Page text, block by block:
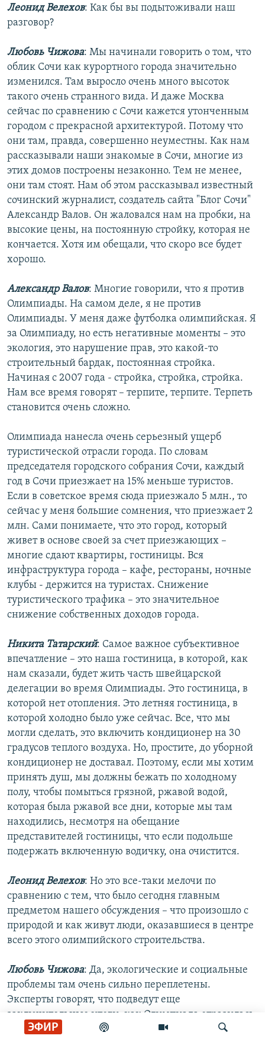
ЭФИР
Леонид Велехов: Как бы вы подытоживали наш
разговор?
Любовь Чижова: Мы начинали говорить о том, что
облик Сочи как курортного города значительно
изменился. Там выросло очень много высоток
такого очень странного вида. И даже Москва
сейчас по сравнению с Сочи кажется утонченным
городом с прекрасной архитектурой. Потому что
они там, правда, совершенно неуместны. Как нам
рассказывали наши знакомые в Сочи, многие из
этих домов построены незаконно. Тем не менее,
они там стоят. Нам об этом рассказывал известный
сочинский журналист, создатель сайта "Блог Сочи"
Александр Валов. Он жаловался нам на пробки, на
высокие цены, на постоянную стройку, которая не
кончается. Хотя им обещали, что скоро все будет
хорошо.
Александр Валов: Многие говорили, что я против
Олимпиады. На самом деле, я не против
Олимпиады. У меня даже футболка олимпийская. Я
за Олимпиаду, но есть негативные моменты – это
экология, это нарушение прав, это какой-то
строительный бардак, постоянная стройка.
Начиная с 2007 года - стройка, стройка, стройка.
Нам все время говорят – терпите, терпите. Терпеть
становится очень сложно.
Олимпиада нанесла очень серьезный ущерб
туристической отрасли города. По словам
председателя городского собрания Сочи, каждый
год в Сочи приезжает на 15% меньше туристов.
Если в советское время сюда приезжало 5 млн., то
сейчас у меня большие сомнения, что приезжает 2
млн. Сами понимаете, что это город, который
живет в основе своей за счет приезжающих –
многие сдают квартиры, гостиницы. Вся
инфраструктура города – кафе, рестораны, ночные
клубы - держится на туристах. Снижение
туристического трафика – это значительное
снижение собственных доходов города.
Никита Татарский: Самое важное субъективное
впечатление – это наша гостиница, в которой, как
нам сказали, будет жить часть швейцарской
делегации во время Олимпиады. Это гостиница, в
которой нет отопления. Это летняя гостиница, в
которой холодно было уже сейчас. Все, что мы
могли сделать, это включить кондиционер на 30
градусов теплого воздуха. Но, простите, до уборной
кондиционер не доставал. Поэтому, если мы хотим
принять душ, мы должны бежать по холодному
полу, чтобы помыться грязной, ржавой водой,
которая была ржавой все дни, которые мы там
находились, несмотря на обещание
представителей гостиницы, что если подольше
подержать включенную водичку, она очистится.
Леонид Велехов: Но это все-таки мелочи по
сравнению с тем, что было сегодня главным
предметом нашего обсуждения – что произошло с
природой и как живут люди, оказавшиеся в центре
всего этого олимпийского строительства.
Любовь Чижова: Да, экологические и социальные
проблемы там очень сильно переплетены.
Эксперты говорят, что подведут еще
заключительные итоги, как Олимпиада отразилась
на местной природе, на местном населении. Но вот